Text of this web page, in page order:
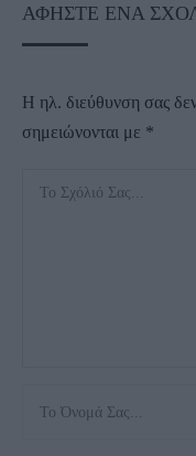
ΑΦΉΣΤΕ ΈΝΑ
Η ηλ. διεύθυνση σας
σημειώνονται με *